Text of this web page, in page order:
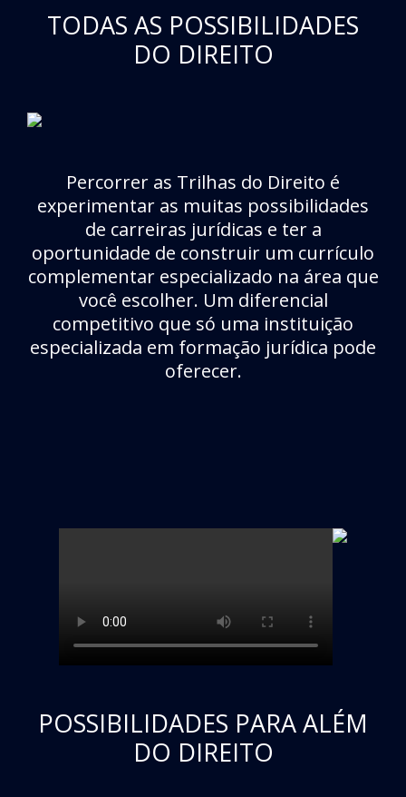
TODAS AS POSSIBILIDADES
DO DIREITO
Percorrer as Trilhas do Direito é
experimentar as muitas possibilidades
de carreiras jurídicas e ter a
oportunidade de construir um currículo
complementar especializado na área que
você escolher. Um diferencial
competitivo que só uma instituição
especializada em formação jurídica pode
oferecer.
POSSIBILIDADES PARA ALÉM
DO DIREITO